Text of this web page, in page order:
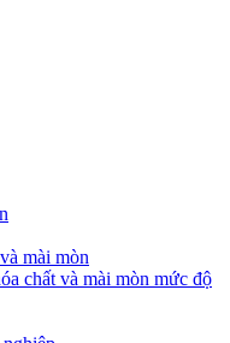
mài mòn
chất và mài mòn mức độ